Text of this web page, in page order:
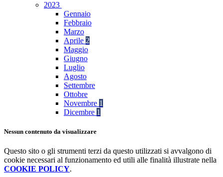
2023
Gennaio
Febbraio
Marzo
Aprile 2
Maggio
Giugno
Luglio
Agosto
Settembre
Ottobre
Novembre 1
Dicembre 1
Nessun contenuto da visualizzare
Questo sito o gli strumenti terzi da questo utilizzati si avvalgono di
cookie necessari al funzionamento ed utili alle finalità illustrate nella
COOKIE POLICY.